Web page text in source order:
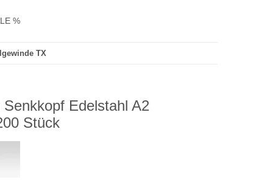
%
TX
Edelstahl A2
Stück